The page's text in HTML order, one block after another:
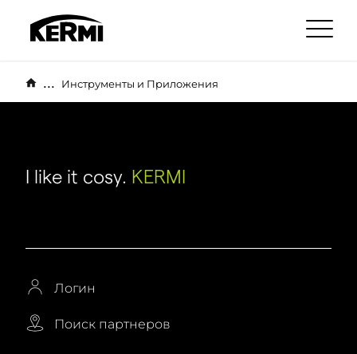
... Инструменты и Приложения
I like it cosy. KERMI
Логин
Поиск партнеров